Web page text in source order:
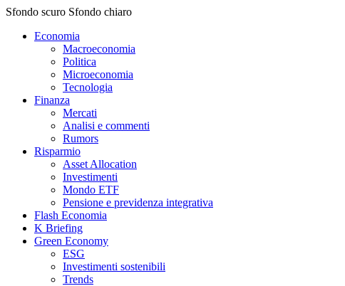
Sfondo scuro Sfondo chiaro
Economia
Macroeconomia
Politica
Microeconomia
Tecnologia
Finanza
Mercati
Analisi e commenti
Rumors
Risparmio
Asset Allocation
Investimenti
Mondo ETF
Pensione e previdenza integrativa
Flash Economia
K Briefing
Green Economy
ESG
Investimenti sostenibili
Trends